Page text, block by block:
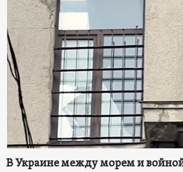
В Украине между морем и